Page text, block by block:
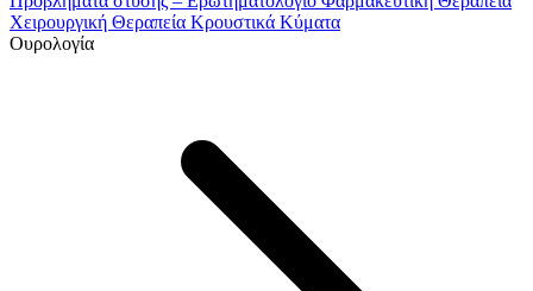
Χειρουργική Θεραπεία Κρουστικά Κύματα
Ουρολογία